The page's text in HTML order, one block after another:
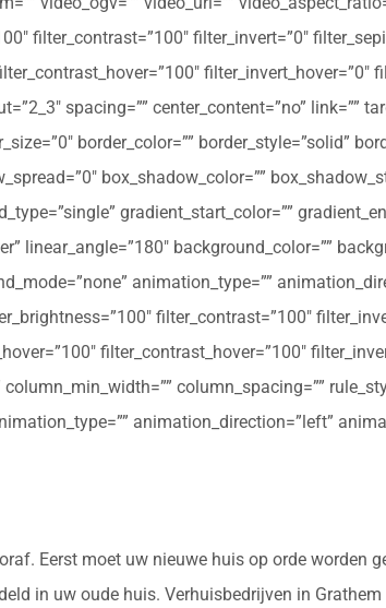
filter_contrast=”100″ filter_invert=”0″
filter_invert_hover=”0″
spacing=”” center_content=”no” link=””
border_color=”” border_style=”solid”
box_shadow_color=””
gradient_start_color=””
linear_angle=”180″ background_color=””
animation_type=””
filter_contrast=”100″
filter_contrast_hover=”100″
column_spacing=””
animation_direction=”left”
Eerst moet uw nieuwe huis op orde worden
in uw oude huis. Verhuisbedrijven in